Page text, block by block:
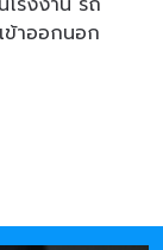
ข้าออกนอก